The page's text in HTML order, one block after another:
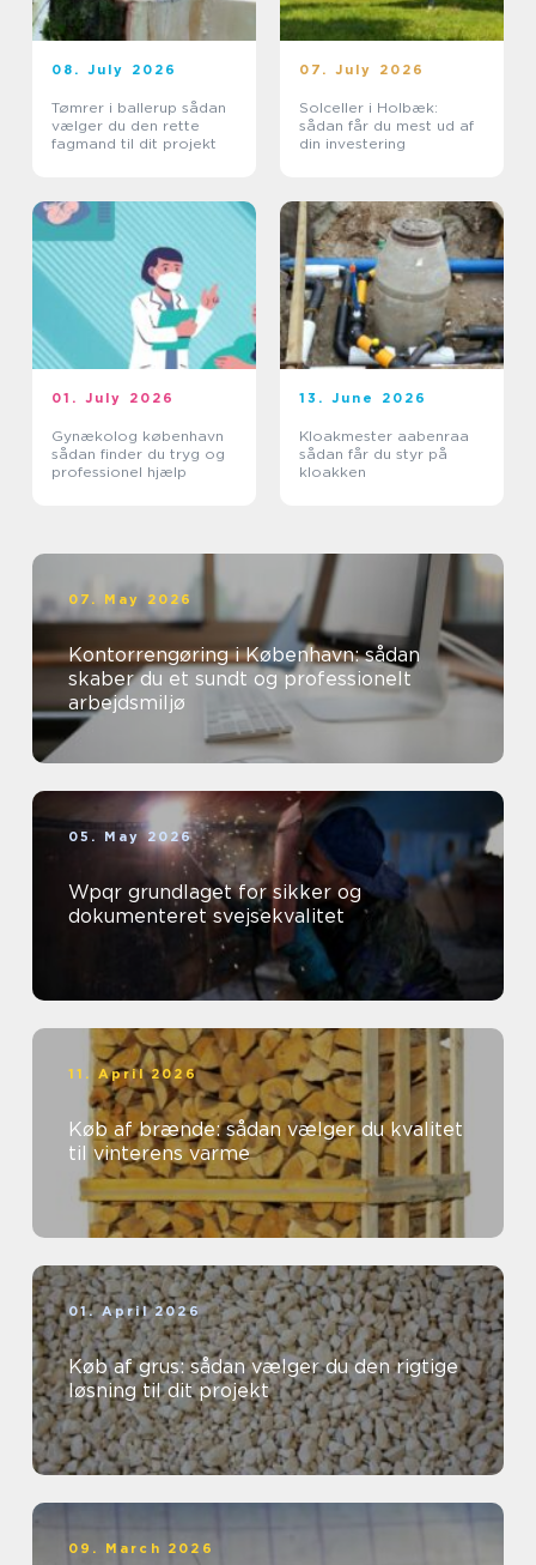
08. July 2026
Tømrer i ballerup sådan
vælger du den rette
fagmand til dit projekt
07. July 2026
Solceller i Holbæk:
sådan får du mest ud af
din investering
01. July 2026
Gynækolog københavn
sådan finder du tryg og
professionel hjælp
13. June 2026
Kloakmester aabenraa
sådan får du styr på
kloakken
07. May 2026
Kontorrengøring i København: sådan
skaber du et sundt og professionelt
arbejdsmiljø
05. May 2026
Wpqr grundlaget for sikker og
dokumenteret svejsekvalitet
11. April 2026
Køb af brænde: sådan vælger du kvalitet
til vinterens varme
01. April 2026
Køb af grus: sådan vælger du den rigtige
løsning til dit projekt
09. March 2026